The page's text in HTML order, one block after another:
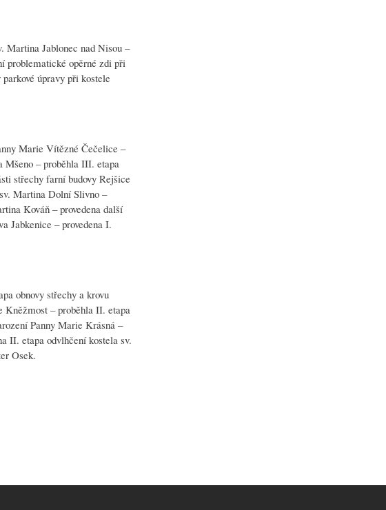
Martina Jablonec nad Nisou –
problematické opěrné zdi při
úpravy při kostele
Marie Vítězné Čečelice –
Mšeno – proběhla III. etapa
střechy farní budovy Rejšice
Martina Dolní Slivno –
Kováň – provedena další
Jabkenice – provedena I.
obnovy střechy a krovu
Kněžmost – proběhla II. etapa
Panny Marie Krásná –
II. etapa odvlhčení kostela sv.
Osek.